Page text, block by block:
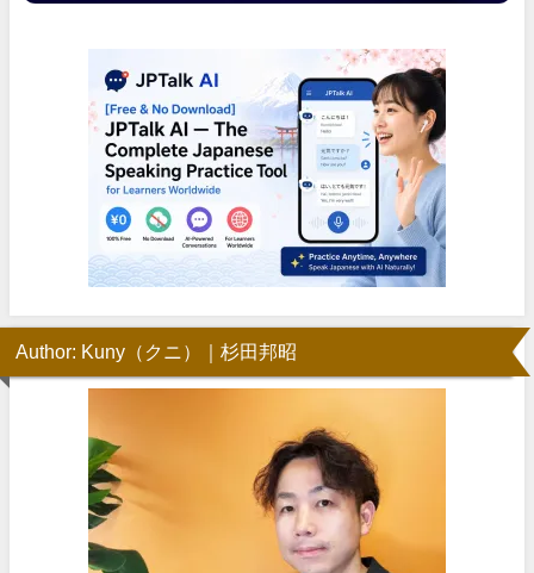
Author: Kuny（クニ）｜杉田邦昭